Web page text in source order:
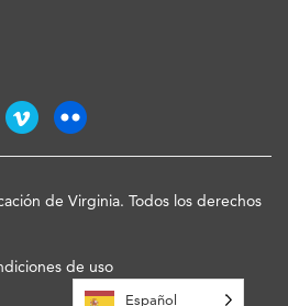
de Virginia. Todos los derechos
de uso
Español